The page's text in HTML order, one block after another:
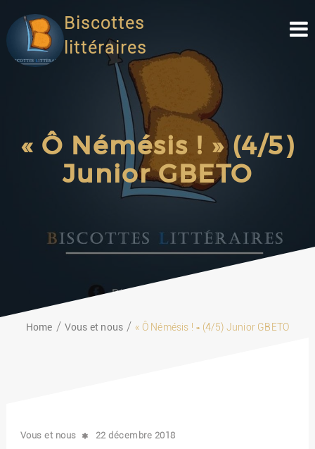
Biscottes
littéraires
« Ô Némésis ! » (4/5)
Junior GBETO
Home Vous et nous « Ô Némésis ! » (4/5) Junior GBETO
Vous et nous 22 décembre 2018